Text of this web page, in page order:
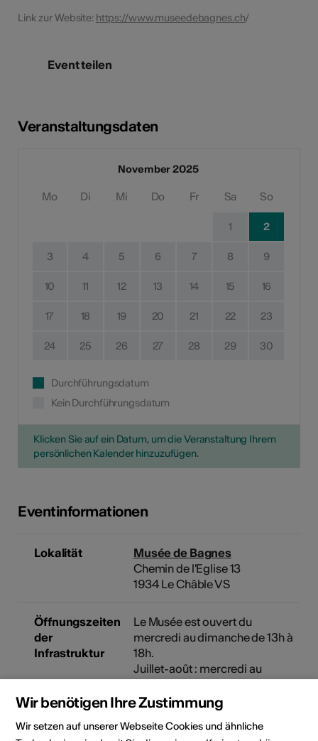
Link zur Website: https://www.museedebagnes.ch/
Event teilen
Veranstaltungsdaten
November 2025
Mo Di Mi Do Fr Sa So
1 2
3 4 5 6 7 8 9
10 11 12 13 14 15 16
17 18 19 20 21 22 23
24 25 26 27 28 29 30
Durchführungsdatum
Kein Durchführungsdatum
Klicken Sie auf ein Datum, um die Veranstaltung Ihrem
persönlichen Kalender hinzuzufügen.
Eventinformationen
Lokalität
Musée de Bagnes
Chemin de l'Eglise 13
1934 Le Châble VS
Öffnungszeiten
der
Infrastruktur
Le Musée est ouvert du
mercredi au dimanche de 13h à
18h.
Juillet-août : mercredi au
dimanche, de 10h à 18h
Fermeture hivernale : novembre
à février
Wir benötigen Ihre Zustimmung
Wir setzen auf unserer Webseite Cookies und ähnliche